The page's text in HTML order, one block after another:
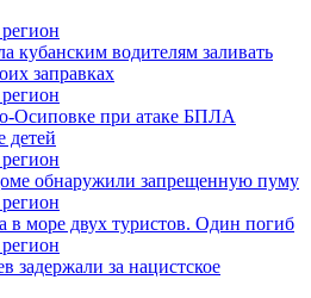
кубанским водителям заливать
заправках
Осиповке при атаке БПЛА
детей
обнаружили запрещенную пуму
в море двух туристов. Один погиб
задержали за нацистское